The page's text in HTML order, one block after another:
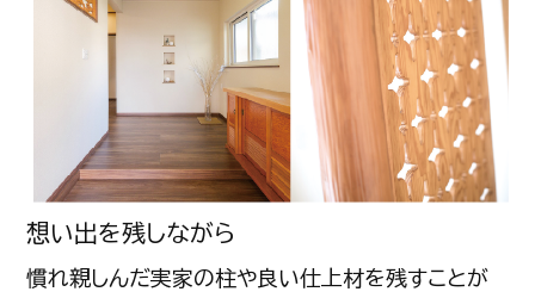
想い出を残しながら
慣れ親しんだ実家の柱や良い仕上材を残すことが